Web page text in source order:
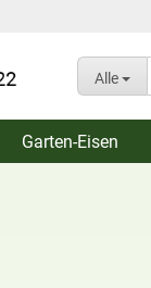
Alle
Garten-Eisen